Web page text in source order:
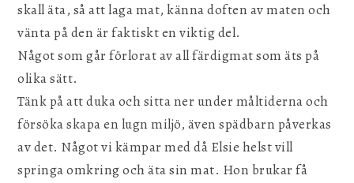
skall äta, så att laga mat, känna doften av maten och
vänta på den är faktiskt en viktig del.
Något som går förlorat av all färdigmat som äts på
olika sätt.
Tänk på att duka och sitta ner under måltiderna och
försöka skapa en lugn miljö, även spädbarn påverkas
av det. Något vi kämpar med då Elsie helst vill
springa omkring och äta sin mat. Hon brukar få